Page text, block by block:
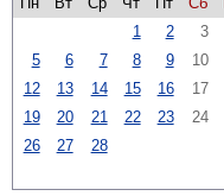
1
2 3
5
6 7 8 9 10
12
13 14 15 16 17
19
20 21 22 23 24
26
27 28